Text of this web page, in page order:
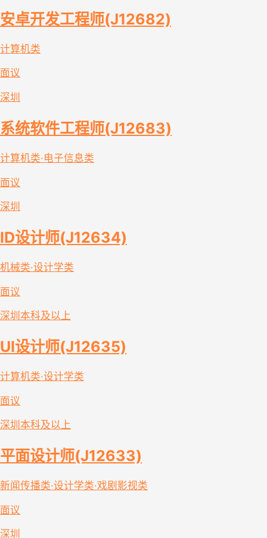
安卓开发工程师(J12682)
计算机类
面议
深圳
系统软件工程师(J12683)
计算机类·电子信息类
面议
深圳
ID设计师(J12634)
机械类·设计学类
面议
深圳 本科及以上
UI设计师(J12635)
计算机类·设计学类
面议
深圳 本科及以上
平面设计师(J12633)
新闻传播类·设计学类·戏剧影视类
面议
深圳